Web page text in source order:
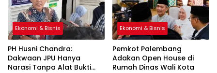
Ekonomi & Bisnis
PH Husni Chandra:
Dakwaan JPU Hanya
Narasi Tanpa Alat Bukti
Ekonomi & Bisnis
Pemkot Palembang
Adakan Open House di
Rumah Dinas Wali Kota